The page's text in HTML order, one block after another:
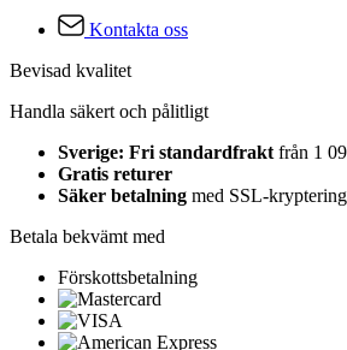
Kontakta oss
Bevisad kvalitet
Handla säkert och pålitligt
Sverige: Fri standardfrakt från 1
Gratis returer
Säker betalning med SSL-kryptering
Betala bekvämt med
Förskottsbetalning